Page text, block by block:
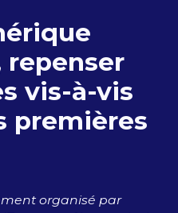
repenser
vis-à-vis
premières
organisé par